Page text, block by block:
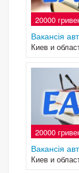
20000
Вакансія
Киев и
20000
Вакансія
Киев и